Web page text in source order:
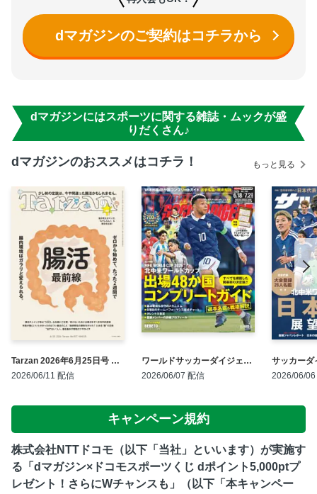
dマガジンのご契約はコチラから
dマガジンにはスポーツに関する雑誌・ムックが盛
りだくさん♪
dマガジンのおススメはコチラ！ もっと見る
Tarzan 2026年6月25日号 No.
927
2026/06/11 配信
ワールドサッカーダイジェス
ト 2026年6月18日・7月2日
2026/06/07 配信
サッカーダ
年7月・8
2026/06/06
キャンペーン規約
株式会社NTTドコモ（以下「当社」といいます）が実施す
る「dマガジン×ドコモスポーツくじ dポイント5,000ptプ
レゼント！さらにWチャンスも​」（以下「本キャンペー